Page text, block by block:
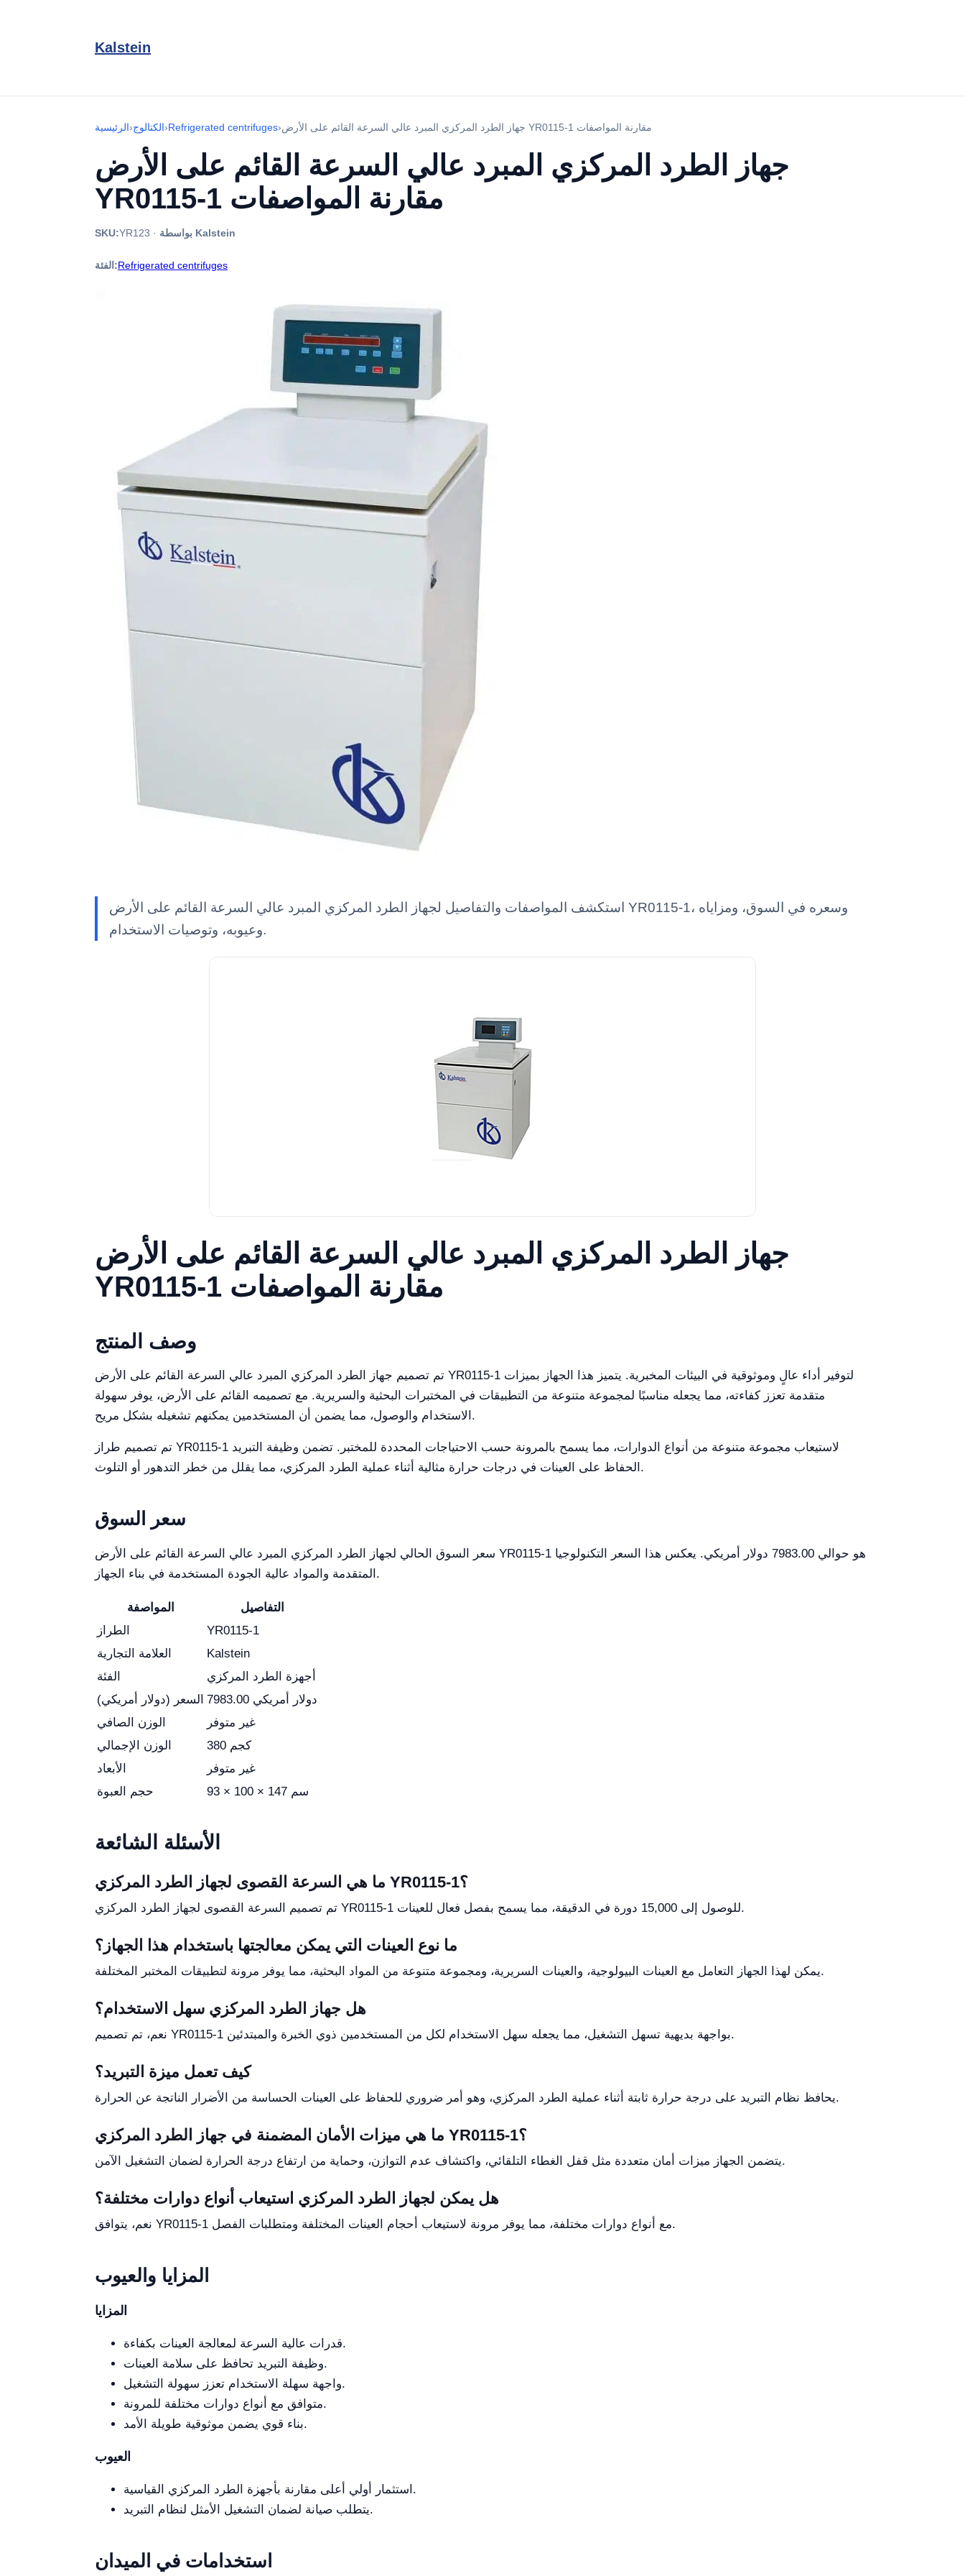
Kalstein
الرئيسية›الكتالوج›Refrigerated centrifuges› جهاز الطرد المركزي المبرد عالي السرعة القائم على الأرض YR0115-1 مقارنة المواصفات
جهاز الطرد المركزي المبرد عالي السرعة القائم على الأرض
YR0115-1 مقارنة المواصفات
SKU:YR123 · بواسطة Kalstein
الفئة:Refrigerated centrifuges
استكشف المواصفات والتفاصيل لجهاز الطرد المركزي المبرد عالي السرعة القائم على الأرض YR0115-1، وسعره في السوق، ومزاياه
وعيوبه، وتوصيات الاستخدام.
جهاز الطرد المركزي المبرد عالي السرعة القائم على الأرض
YR0115-1 مقارنة المواصفات
وصف المنتج
تم تصميم جهاز الطرد المركزي المبرد عالي السرعة القائم على الأرض YR0115-1 لتوفير أداء عالٍ وموثوقية في البيئات المخبرية. يتميز هذا الجهاز بميزات
متقدمة تعزز كفاءته، مما يجعله مناسبًا لمجموعة متنوعة من التطبيقات في المختبرات البحثية والسريرية. مع تصميمه القائم على الأرض، يوفر سهولة
الاستخدام والوصول، مما يضمن أن المستخدمين يمكنهم تشغيله بشكل مريح.
تم تصميم طراز YR0115-1 لاستيعاب مجموعة متنوعة من أنواع الدوارات، مما يسمح بالمرونة حسب الاحتياجات المحددة للمختبر. تضمن وظيفة التبريد
الحفاظ على العينات في درجات حرارة مثالية أثناء عملية الطرد المركزي، مما يقلل من خطر التدهور أو التلوث.
سعر السوق
سعر السوق الحالي لجهاز الطرد المركزي المبرد عالي السرعة القائم على الأرض YR0115-1 هو حوالي 7983.00 دولار أمريكي. يعكس هذا السعر التكنولوجيا
المتقدمة والمواد عالية الجودة المستخدمة في بناء الجهاز.
المواصفة
التفاصيل
الطراز
YR0115-1
العلامة التجارية
Kalstein
الفئة
أجهزة الطرد المركزي
السعر (دولار أمريكي)
7983.00 دولار أمريكي
الوزن الصافي
غير متوفر
الوزن الإجمالي
380 كجم
الأبعاد
غير متوفر
حجم العبوة
93 × 100 × 147 سم
الأسئلة الشائعة
ما هي السرعة القصوى لجهاز الطرد المركزي YR0115-1؟
تم تصميم السرعة القصوى لجهاز الطرد المركزي YR0115-1 للوصول إلى 15,000 دورة في الدقيقة، مما يسمح بفصل فعال للعينات.
ما نوع العينات التي يمكن معالجتها باستخدام هذا الجهاز؟
يمكن لهذا الجهاز التعامل مع العينات البيولوجية، والعينات السريرية، ومجموعة متنوعة من المواد البحثية، مما يوفر مرونة لتطبيقات المختبر المختلفة.
هل جهاز الطرد المركزي سهل الاستخدام؟
نعم، تم تصميم YR0115-1 بواجهة بديهية تسهل التشغيل، مما يجعله سهل الاستخدام لكل من المستخدمين ذوي الخبرة والمبتدئين.
كيف تعمل ميزة التبريد؟
يحافظ نظام التبريد على درجة حرارة ثابتة أثناء عملية الطرد المركزي، وهو أمر ضروري للحفاظ على العينات الحساسة من الأضرار الناتجة عن الحرارة.
ما هي ميزات الأمان المضمنة في جهاز الطرد المركزي YR0115-1؟
يتضمن الجهاز ميزات أمان متعددة مثل قفل الغطاء التلقائي، واكتشاف عدم التوازن، وحماية من ارتفاع درجة الحرارة لضمان التشغيل الآمن.
هل يمكن لجهاز الطرد المركزي استيعاب أنواع دوارات مختلفة؟
نعم، يتوافق YR0115-1 مع أنواع دوارات مختلفة، مما يوفر مرونة لاستيعاب أحجام العينات المختلفة ومتطلبات الفصل.
المزايا والعيوب
المزايا
قدرات عالية السرعة لمعالجة العينات بكفاءة.
وظيفة التبريد تحافظ على سلامة العينات.
واجهة سهلة الاستخدام تعزز سهولة التشغيل.
متوافق مع أنواع دوارات مختلفة للمرونة.
بناء قوي يضمن موثوقية طويلة الأمد.
العيوب
استثمار أولي أعلى مقارنة بأجهزة الطرد المركزي القياسية.
يتطلب صيانة لضمان التشغيل الأمثل لنظام التبريد.
استخدامات في الميدان